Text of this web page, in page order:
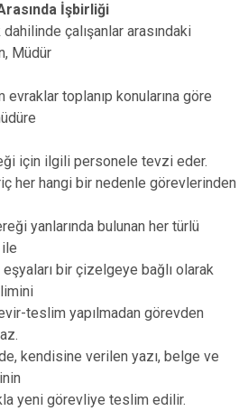
İşbirliği
çalışanlar arasındaki
Müdür
toplanıp konularına göre
için ilgili personele tevzi eder.
her hangi bir nedenle görevlerinden
yanlarında bulunan her türlü
bir çizelgeye bağlı olarak
teslim yapılmadan görevden
kendisine verilen yazı, belge ve
yeni görevliye teslim edilir.